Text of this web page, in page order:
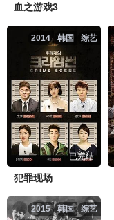
血之游戏3
综艺
韩国
2014
已完结
犯罪现场
综艺
韩国
2015